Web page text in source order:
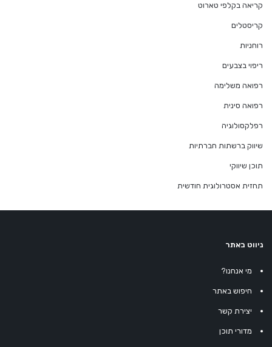
קריאה בקלפי טארוט
קריסטלים
רוחניות
ריפוי בצבעים
רפואה משלימה
רפואה סינית
רפלקסולוגיה
שיווק ברשתות חברתיות
תוכן שיווקי
תחזית אסטרולוגית חודשית
ניווט באתר
מי אנחנו?
חיפוש באתר
יצירת קשר
מדורי תוכן